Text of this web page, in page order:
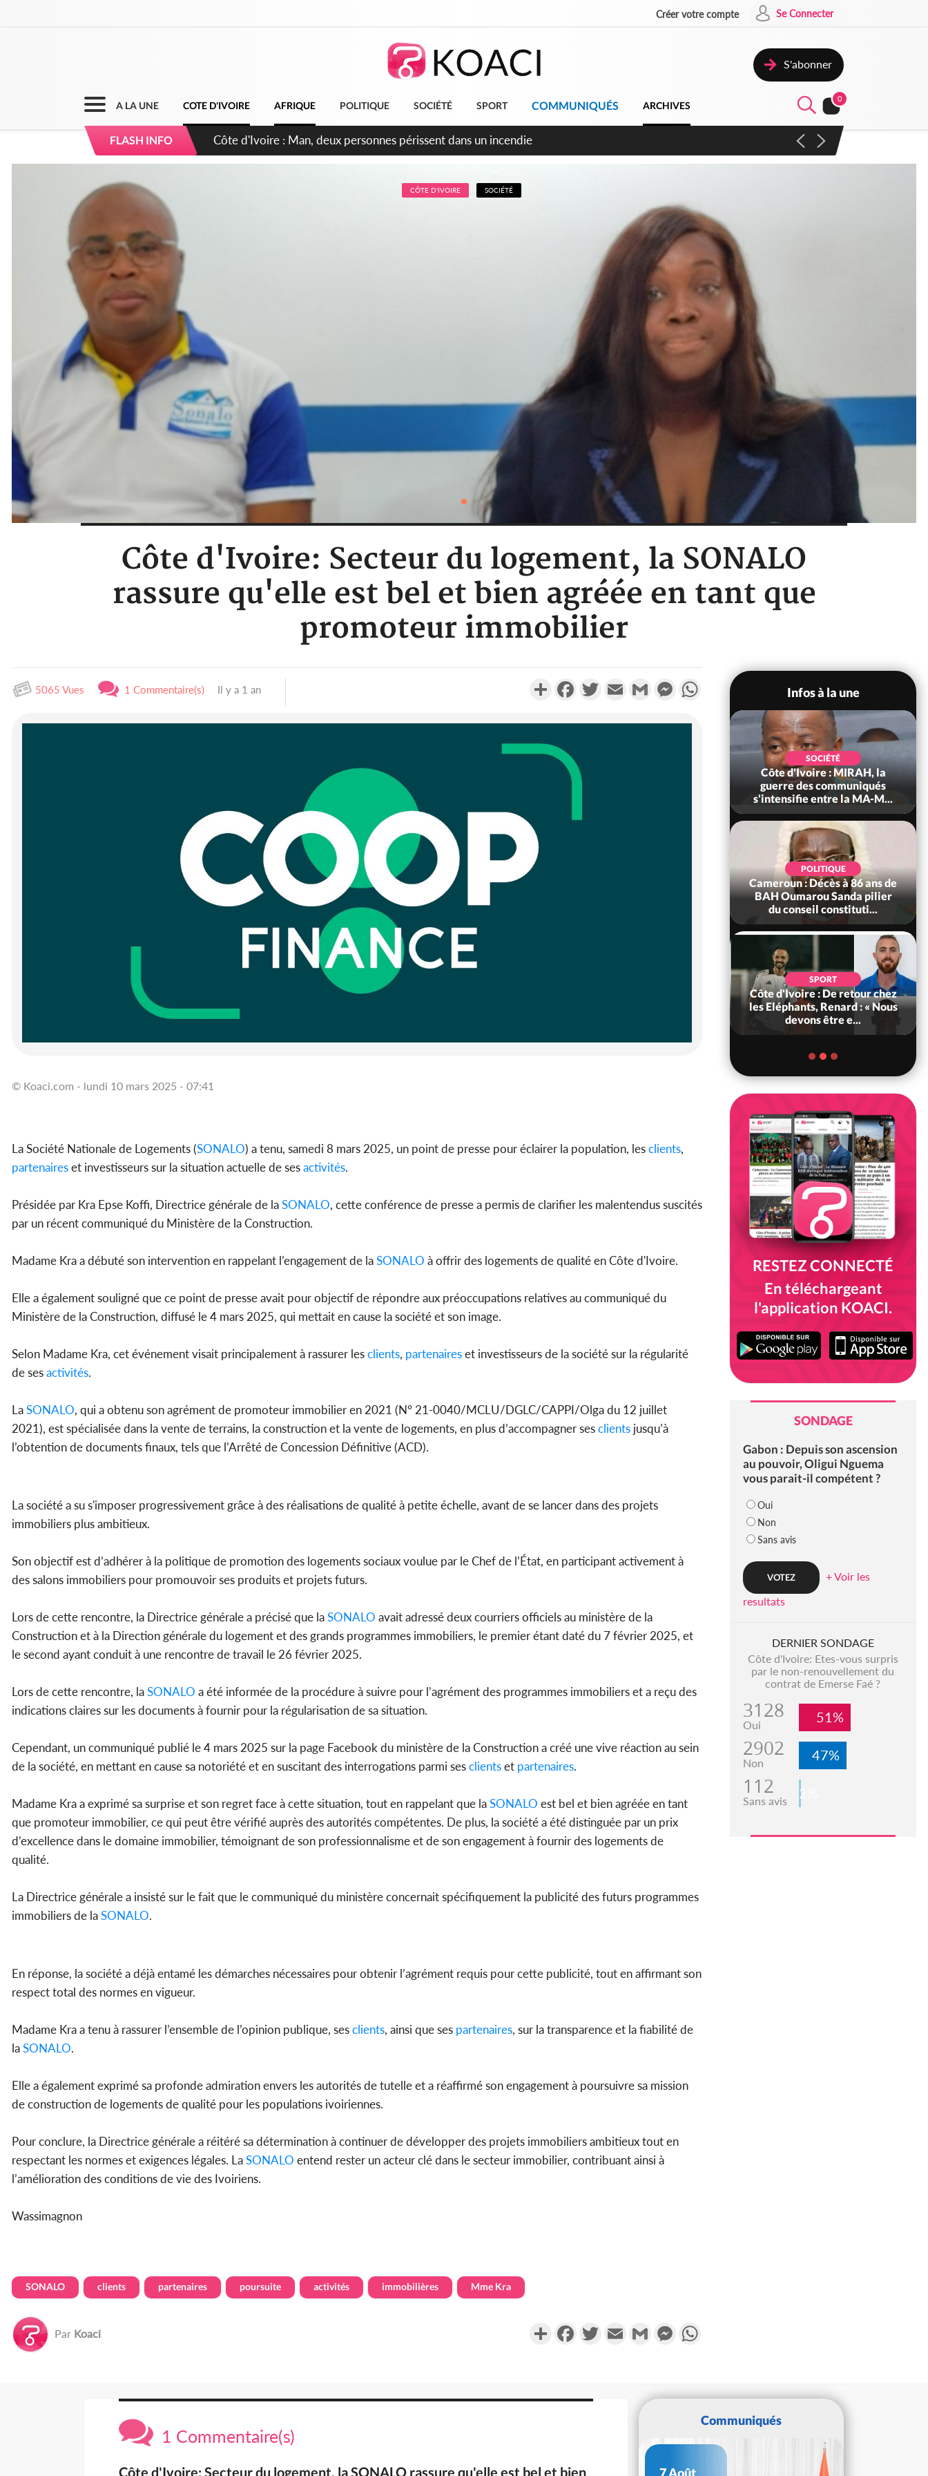
Créer votre compte Se Connecter
S'abonner
A LA UNE COTE D'IVOIRE AFRIQUE POLITIQUE SOCIÉTÉ SPORT COMMUNIQUÉS ARCHIVES
0
FLASH INFO
Côte d'Ivoire : Séileu, la célébration de la fête nationale transformée en vaste campagne contre les produits
dépigmentants dangereux
CÔTE D'IVOIRE SOCIÉTÉ
Côte d'Ivoire: Secteur du logement, la SONALO
rassure qu'elle est bel et bien agréée en tant que
promoteur immobilier
5065 Vues 1 Commentaire(s) Il y a 1 an PartagerFacebookTwitterEmail Gmail MessengerWhatsApp
© Koaci.com - lundi 10 mars 2025 - 07:41
La Société Nationale de Logements (SONALO) a tenu, samedi 8 mars 2025, un point de presse pour éclairer la population, lesclients,
partenaireset investisseurs sur la situation actuelle de sesactivités.
Présidée par Kra Epse Koffi, Directrice générale de laSONALO, cette conférence de presse a permis de clarifier les malentendus suscités
par un récent communiqué du Ministère de la Construction.
Madame Kra a débuté son intervention en rappelant l’engagement de laSONALO à offrir des logements de qualité en Côte d'Ivoire.
Elle a également souligné que ce point de presse avait pour objectif de répondre aux préoccupations relatives au communiqué du
Ministère de la Construction, diffusé le 4 mars 2025, qui mettait en cause la société et son image.
Selon Madame Kra, cet événement visait principalement à rassurer lesclients, partenaireset investisseurs de la société sur la régularité
de sesactivités.
LaSONALO, qui a obtenu son agrément de promoteur immobilier en 2021 (N° 21-0040/MCLU/DGLC/CAPPI/Olga du 12 juillet
2021), est spécialisée dans la vente de terrains, la construction et la vente de logements, en plus d’accompagner sesclients jusqu’à
l’obtention de documents finaux, tels que l’Arrêté de Concession Définitive (ACD).
La société a su s'imposer progressivement grâce à des réalisations de qualité à petite échelle, avant de se lancer dans des projets
immobiliers plus ambitieux.
Son objectif est d’adhérer à la politique de promotion des logements sociaux voulue par le Chef de l’État, en participant activement à
des salons immobiliers pour promouvoir ses produits et projets futurs.
Lors de cette rencontre, la Directrice générale a précisé que laSONALO avait adressé deux courriers officiels au ministère de la
Construction et à la Direction générale du logement et des grands programmes immobiliers, le premier étant daté du 7 février 2025, et
le second ayant conduit à une rencontre de travail le 26 février 2025.
Lors de cette rencontre, laSONALO a été informée de la procédure à suivre pour l’agrément des programmes immobiliers et a reçu des
indications claires sur les documents à fournir pour la régularisation de sa situation.
Cependant, un communiqué publié le 4 mars 2025 sur la page Facebook du ministère de la Construction a créé une vive réaction au sein
de la société, en mettant en cause sa notoriété et en suscitant des interrogations parmi sesclientset partenaires.
Madame Kra a exprimé sa surprise et son regret face à cette situation, tout en rappelant que laSONALO est bel et bien agréée en tant
que promoteur immobilier, ce qui peut être vérifié auprès des autorités compétentes. De plus, la société a été distinguée par un prix
d’excellence dans le domaine immobilier, témoignant de son professionnalisme et de son engagement à fournir des logements de
qualité.
La Directrice générale a insisté sur le fait que le communiqué du ministère concernait spécifiquement la publicité des futurs programmes
immobiliers de laSONALO.
En réponse, la société a déjà entamé les démarches nécessaires pour obtenir l’agrément requis pour cette publicité, tout en affirmant son
respect total des normes en vigueur.
Madame Kra a tenu à rassurer l’ensemble de l’opinion publique, sesclients, ainsi que ses partenaires, sur la transparence et la fiabilité de
laSONALO.
Elle a également exprimé sa profonde admiration envers les autorités de tutelle et a réaffirmé son engagement à poursuivre sa mission
de construction de logements de qualité pour les populations ivoiriennes.
Pour conclure, la Directrice générale a réitéré sa détermination à continuer de développer des projets immobiliers ambitieux tout en
respectant les normes et exigences légales. LaSONALO entend rester un acteur clé dans le secteur immobilier, contribuant ainsi à
l’amélioration des conditions de vie des Ivoiriens.
Wassimagnon
SONALO clients partenaires poursuite activités immobilières Mme Kra
Par Koaci PartagerFacebookTwitterEmail Gmail Messenger
Infos à la une
Côte d'Ivoire : Man, deux
personnes périssent dans un
SOCIÉTÉ
Côte d'Ivoire : MIRAH, la
guerre des communiqués
s'intensifie entre la MA-M...
POLITIQUE
Cameroun : Décès à 86 ans de
BAH Oumarou Sanda pilier
du conseil constituti...
SPORT
Côte d'Ivoire : De retour chez
les Eléphants, Renard : « Nous
devons être e...
RESTEZ CONNECTÉ
En téléchargeant
l'application KOACI.
SONDAGE
Gabon : Depuis son ascension
au pouvoir, Oligui Nguema
vous parait-il compétent ?
Oui
Non
Sans avis
+ Voir les
resultats
DERNIER SONDAGE
Côte d'Ivoire: Etes-vous surpris
par le non-renouvellement du
contrat de Emerse Faé ?
3128
Oui 51%
2902
Non 47%
112
Sans avis 2%
1 Commentaire(s)
Côte d'Ivoire: Secteur du logement, la SONALO rassure qu'elle est bel et bien
Communiqués
7 Août